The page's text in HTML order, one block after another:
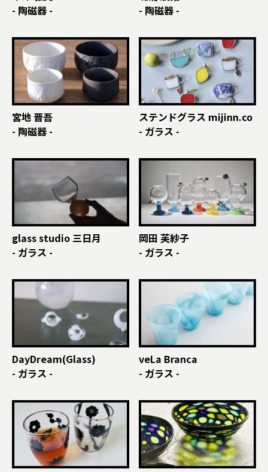
- 陶磁器 -
- 陶磁器 -
宮地 晋吾
- 陶磁器 -
ステンドグラス mijinn.co
- ガラス -
glass studio 三日月
- ガラス -
岡田 芙紗子
- ガラス -
DayDream(Glass)
- ガラス -
veLa Branca
- ガラス -